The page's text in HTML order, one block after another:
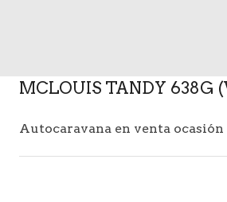
MCLOUIS TANDY 638G
Autocaravana en venta ocasión